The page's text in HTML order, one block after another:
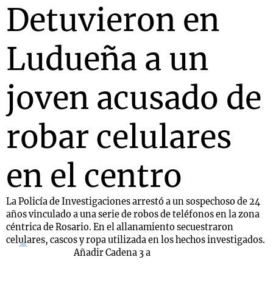
Detuvieron en
Ludueña a un
joven acusado de
robar celulares
en el centro
La Policía de Investigaciones arrestó a un sospechoso de 24
años vinculado a una serie de robos de teléfonos en la zona
céntrica de Rosario. En el allanamiento secuestraron
celulares, cascos y ropa utilizada en los hechos investigados.
Añadir Cadena 3 a